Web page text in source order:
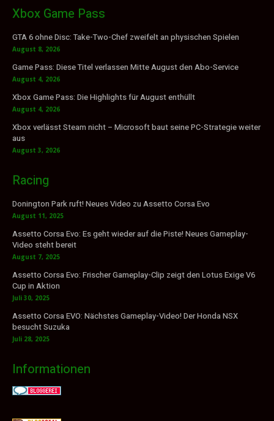
Xbox Game Pass
GTA 6 ohne Disc: Take-Two-Chef zweifelt an physischen Spielen
August 8, 2026
Game Pass: Diese Titel verlassen Mitte August den Abo-Service
August 4, 2026
Xbox Game Pass: Die Highlights für August enthüllt
August 4, 2026
Xbox verlässt Steam nicht – Microsoft baut seine PC-Strategie weiter
aus
August 3, 2026
Racing
Donington Park ruft! Neues Video zu Assetto Corsa Evo
August 11, 2025
Assetto Corsa Evo: Es geht wieder auf die Piste! Neues Gameplay-
Video steht bereit
August 7, 2025
Assetto Corsa Evo: Frischer Gameplay-Clip zeigt den Lotus Exige V6
Cup in Aktion
Juli 30, 2025
Assetto Corsa EVO: Nächstes Gameplay-Video! Der Honda NSX
besucht Suzuka
Juli 28, 2025
Informationen